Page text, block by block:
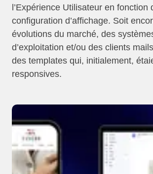
l’Expérience Utilisateur en fonction
configuration d’affichage. Soit
évolutions du marché, des
d’exploitation et/ou des clients
des templates qui, initialement,
responsives.